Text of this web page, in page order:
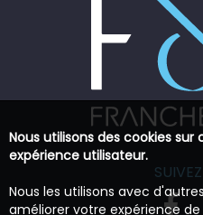
Nous utilisons des cookies
expérience utilisateur.
Nous les utilisons avec
améliorer votre expérience